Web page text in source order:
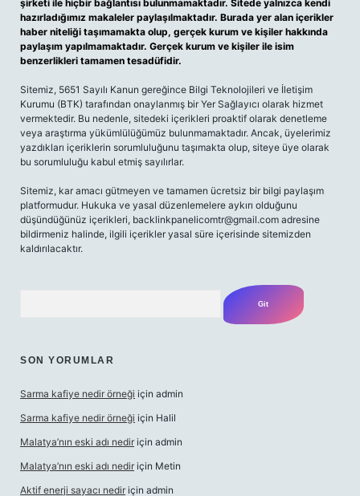
şirketi ile hiçbir bağlantısı bulunmamaktadır. Sitede yalnızca kendi
hazırladığımız makaleler paylaşılmaktadır. Burada yer alan içerikler
haber niteliği taşımamakta olup, gerçek kurum ve kişiler hakkında
paylaşım yapılmamaktadır. Gerçek kurum ve kişiler ile isim
benzerlikleri tamamen tesadüfidir.
Sitemiz, 5651 Sayılı Kanun gereğince Bilgi Teknolojileri ve İletişim
Kurumu (BTK) tarafından onaylanmış bir Yer Sağlayıcı olarak hizmet
vermektedir. Bu nedenle, sitedeki içerikleri proaktif olarak denetleme
veya araştırma yükümlülüğümüz bulunmamaktadır. Ancak, üyelerimiz
yazdıkları içeriklerin sorumluluğunu taşımakta olup, siteye üye olarak
bu sorumluluğu kabul etmiş sayılırlar.
Sitemiz, kar amacı gütmeyen ve tamamen ücretsiz bir bilgi paylaşım
platformudur. Hukuka ve yasal düzenlemelere aykırı olduğunu
düşündüğünüz içerikleri, backlinkpanelicomtr@gmail.com adresine
bildirmeniz halinde, ilgili içerikler yasal süre içerisinde sitemizden
kaldırılacaktır.
SON YORUMLAR
Sarma kafiye nedir örneği için admin
Sarma kafiye nedir örneği için Halil
Malatya’nın eski adı nedir için admin
Malatya’nın eski adı nedir için Metin
Aktif enerji sayacı nedir için admin